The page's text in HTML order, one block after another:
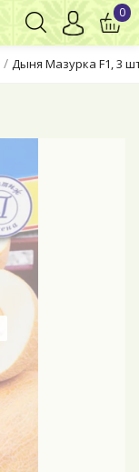
/ Дыня Мазурка F1, 3
0